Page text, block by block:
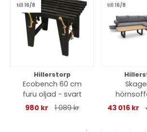
till 16/8
Hillerstorp
Ecobench 60 cm
furu oljad - svart
980 kr
1 089 kr
till 16/8
bord
43 016 kr